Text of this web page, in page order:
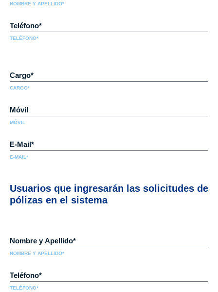
NOMBRE Y APELLIDO*
TELÉFONO*
CARGO*
MÓVIL
E-MAIL*
Usuarios que ingresarán las solicitudes de
pólizas en el sistema
NOMBRE Y APELLIDO*
TELÉFONO*